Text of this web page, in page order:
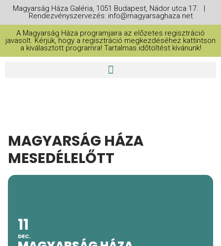
Magyarság Háza Galéria, 1051 Budapest, Nádor utca 17. |
Rendezvényszervezés: info@magyarsaghaza.net
A Magyarság Háza programjaira az előzetes regisztráció
javasolt. Kérjük, hogy a regisztráció megkezdéséhez kattintson
a kiválasztott programra! Tartalmas időtöltést kívánunk!
MAGYARSÁG HÁZA
MESEDÉLELŐTT
11
DEC.